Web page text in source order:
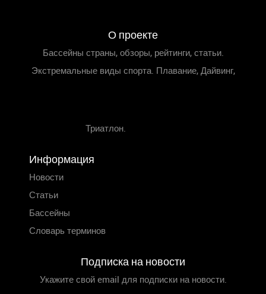
О проекте
Бассейны страны, обзоры, рейтинги, статьи.
Экстремальные виды спорта. Плавание, Дайвинг,
Триатлон.
Информация
Новости
Статьи
Бассейны
Словарь терминов
Подписка на новости
Укажите свой email для подписки на новости.